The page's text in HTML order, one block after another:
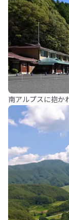
南アルプスに抱